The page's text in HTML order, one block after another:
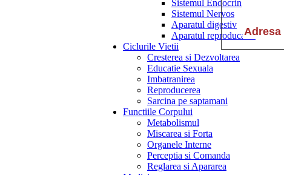
Sistemul Endocrin
Sistemul Nervos
Aparatul digestiv
Aparatul reproducator
Ciclurile Vietii
Cresterea si Dezvoltarea
Educatie Sexuala
Imbatranirea
Reproducerea
Sarcina pe saptamani
Functiile Corpului
Metabolismul
Miscarea si Forta
Organele Interne
Perceptia si Comanda
Reglarea si Apararea